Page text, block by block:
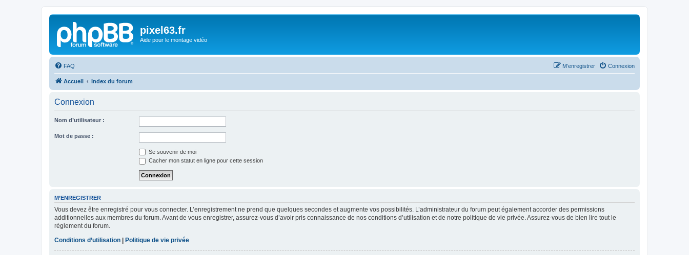
pixel63.fr
Aide pour le montage vidéo
FAQ Connexion
M’enregistrer
Accueil Index du forum
Connexion
Nom d’utilisateur :
Mot de passe :
Se souvenir de moi
Cacher mon statut en ligne pour cette session
M’ENREGISTRER
Vous devez être enregistré pour vous connecter. L’enregistrement ne prend que quelques secondes et augmente vos possibilités. L’administrateur du forum peut également accorder des permissions
additionnelles aux membres du forum. Avant de vous enregistrer, assurez-vous d’avoir pris connaissance de nos conditions d’utilisation et de notre politique de vie privée. Assurez-vous de bien lire tout le
règlement du forum.
Conditions d’utilisation
Politique de vie privée